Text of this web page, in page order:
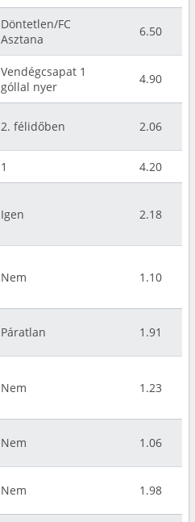
Döntetlen/FC
Asztana
6.50
Vendégcsapat 1
góllal nyer
4.90
2. félidőben 2.06
1 4.20
Igen 2.18
Nem 1.10
Páratlan 1.91
Nem 1.23
Nem 1.06
Nem 1.98